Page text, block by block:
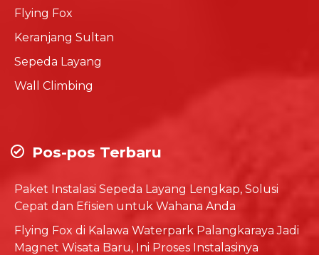
Flying Fox
Keranjang Sultan
Sepeda Layang
Wall Climbing
Pos-pos Terbaru
Paket Instalasi Sepeda Layang Lengkap, Solusi
Cepat dan Efisien untuk Wahana Anda
Flying Fox di Kalawa Waterpark Palangkaraya Jadi
Magnet Wisata Baru, Ini Proses Instalasinya